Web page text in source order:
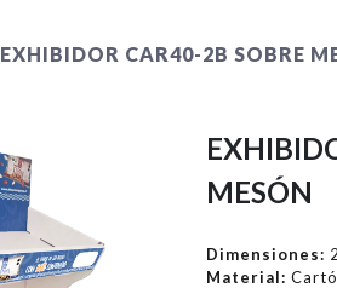
EXHIBIDOR CAR40-2B SOBRE
MESÓN
Dimensiones:
Material: